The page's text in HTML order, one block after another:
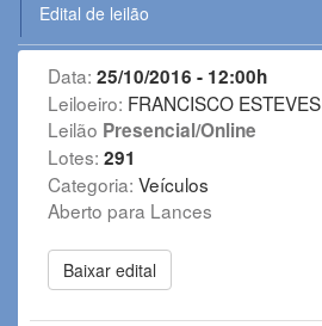
Edital de leilão
Data: 25/10/2016 - 12:00h
Leiloeiro: FRANCISCO ESTEVES
Leilão Presencial/Online
Lotes: 291
Categoria: Veículos
Aberto para Lances
Baixar edital